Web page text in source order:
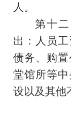
人。
第十
出：人员
债务、购
堂馆所等
设以及其他